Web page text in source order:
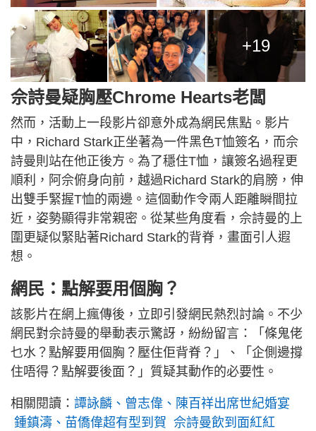
+19
佘詩曼疑胸壓Chrome Hearts老闆
然而，活動上一段影片卻意外成為網民焦點。影片
中，Richard Stark正坐著為一件黑色T恤簽名，而佘
詩曼則站在他正後方。為了穩住T恤，讓簽名過程更
順利，阿佘俯身向前，越過Richard Stark的肩膀，伸
出雙手緊握T恤的兩邊。這個動作令兩人距離瞬間拉
近，姿勢顯得非常親密。從某些角度看，佘詩曼的上
圍更疑似緊貼著Richard Stark的背脊，畫面引人遐
想。
網民：點解要用個胸？
該影片在網上瘋傳後，立即引發網民熱烈討論。不少
網民對佘詩曼的舉動表示驚訝，紛紛留言：「條鬼佬
乜水？點解要用個胸？壓住佢背脊？」、「企側邊撐
住唔得？點解要後面？」質疑其動作的必要性。
相關閱讀： 譚詠麟、曾志偉、陳百祥出席世紀婚宴
鍾鎮濤、苗僑偉超有型到賀 佘詩曼飲到面紅紅